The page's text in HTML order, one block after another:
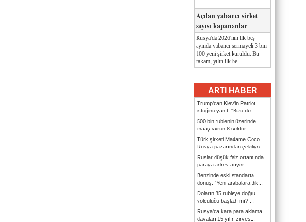
Açılan yabancı şirket
sayısı kapananlar
Rusya'da 2026'nın ilk beş
ayında yabancı sermayeli 3 bin
100 yeni şirket kuruldu. Bu
rakam, yılın ilk be...
ARTI HABER
Trump'dan Kiev'in Patriot
isteğine yanıt: "Bize de...
500 bin rublenin üzerinde
maaş veren 8 sektör ...
Türk şirketi Madame Coco
Rusya pazarından çekiliyo...
Ruslar düşük faiz ortamında
paraya adres arıyor...
Benzinde eski standarta
dönüş: "Yeni arabalara dik...
Doların 85 rubleye doğru
yolculuğu başladı mı? ...
Rusya'da kara para aklama
davaları 15 yılın zirves...